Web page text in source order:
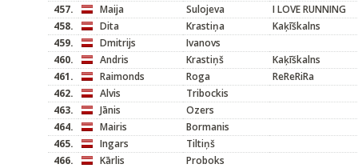
457.
Maija Sulojeva
I LOVE RUNNING
458.
Dita Krastiņa
Kaķīškalns
459.
Dmitrijs
Ivanovs
460.
Andris Krastiņš
Kaķīškalns
461.
Raimonds Roga
ReReRiRa
462.
Alvis
Tribockis
463.
Jānis
Ozers
464.
Mairis
Bormanis
465.
Ingars
Tiltiņš
466.
Kārlis
Proboks